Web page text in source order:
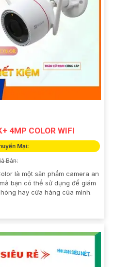
4MP COLOR WIFI
Mại:
Bán:
là một sản phẩm camera an
bạn có thể sử dụng để giám
hay cửa hàng của mình.